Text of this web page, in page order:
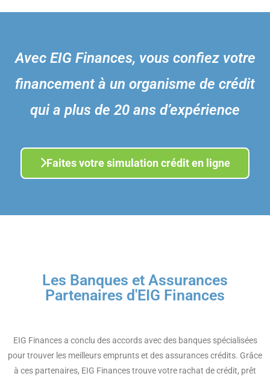
Avec EIG Finances, vous confiez votre
financement à un organisme de crédit
qui a plus de 20 ans d’expérience
Faites votre simulation crédit en ligne
Les Banques et Assurances
Partenaires d'EIG Finances
EIG Finances a conclu des accords avec des banques spécialisées
pour trouver les meilleurs emprunts et des assurances crédits. Grâce
à ces partenaires, EIG Finances trouve votre rachat de crédit, prêt